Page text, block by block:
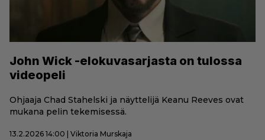
John Wick -elokuvasarjasta on tulossa
videopeli
Ohjaaja Chad Stahelski ja näyttelijä Keanu Reeves ovat
mukana pelin tekemisessä.
13.2.2026 14:00 | Viktoria Murskaja